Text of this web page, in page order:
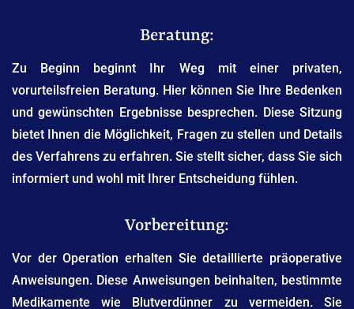
Beratung:
Zu Beginn beginnt Ihr Weg mit einer privaten,
vorurteilsfreien Beratung. Hier können Sie Ihre Bedenken
und gewünschten Ergebnisse besprechen. Diese Sitzung
bietet Ihnen die Möglichkeit, Fragen zu stellen und Details
des Verfahrens zu erfahren. Sie stellt sicher, dass Sie sich
informiert und wohl mit Ihrer Entscheidung fühlen.
Vorbereitung:
Vor der Operation erhalten Sie detaillierte präoperative
Anweisungen. Diese Anweisungen beinhalten, bestimmte
Medikamente wie Blutverdünner zu vermeiden. Sie